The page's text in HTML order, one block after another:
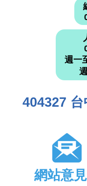
週一
404327
網站意